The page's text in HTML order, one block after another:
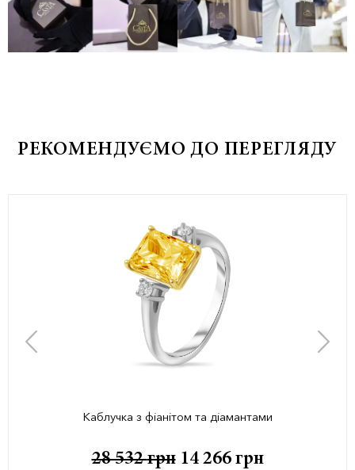
РЕКОМЕНДУЄМО ДО ПЕРЕГЛЯДУ
Каблучка з фіанітом та діамантами
28 532грн 14 266 грн